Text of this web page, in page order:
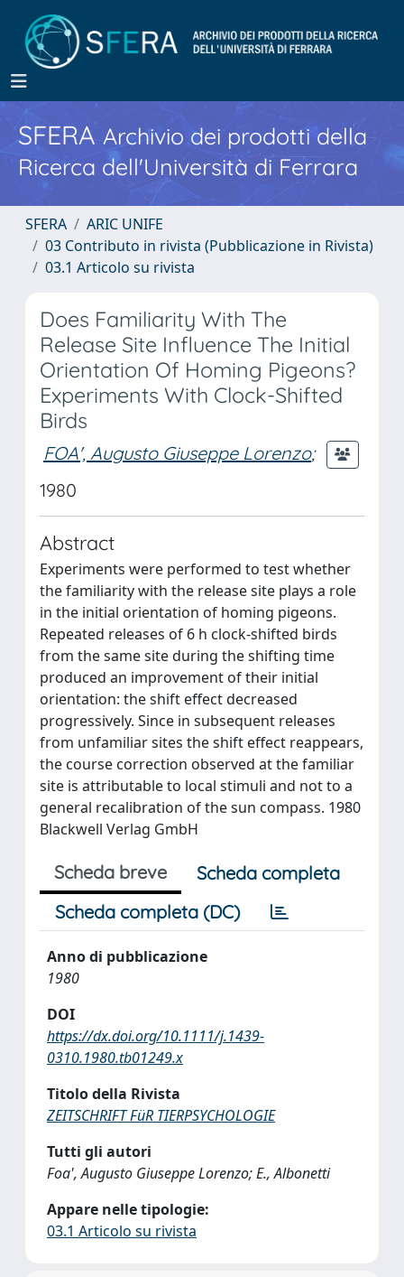
SFERA Archivio dei prodotti della
Ricerca dell'Università di Ferrara
SFERA
ARIC UNIFE
03 Contributo in rivista (Pubblicazione in Rivista)
03.1 Articolo su rivista
Does Familiarity With The
Release Site Influence The Initial
Orientation Of Homing Pigeons?
Experiments With Clock-Shifted
Birds
FOA', Augusto Giuseppe Lorenzo;
1980
Abstract
Experiments were performed to test whether
the familiarity with the release site plays a role
in the initial orientation of homing pigeons.
Repeated releases of 6 h clock‐shifted birds
from the same site during the shifting time
produced an improvement of their initial
orientation: the shift effect decreased
progressively. Since in subsequent releases
from unfamiliar sites the shift effect reappears,
the course correction observed at the familiar
site is attributable to local stimuli and not to a
general recalibration of the sun compass. 1980
Blackwell Verlag GmbH
Scheda breve
Scheda completa
Scheda completa (DC)
Anno di pubblicazione
1980
DOI
https://dx.doi.org/10.1111/j.1439-
0310.1980.tb01249.x
Titolo della Rivista
ZEITSCHRIFT FüR TIERPSYCHOLOGIE
Tutti gli autori
Foa', Augusto Giuseppe Lorenzo; E., Albonetti
Appare nelle tipologie:
03.1 Articolo su rivista